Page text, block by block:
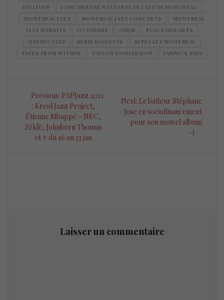
SULLIVAN
L'ORCHESTRE NATIONAL DE JAZZ DE MONTRÉAL
MONTREAL JAZZ
MONTREAL JAZZ CONCERTS
MONTREAL
JAZZ WEBSITE
OCTAÈDRE ONJM
PLACE DES ARTS
QUEBEC JAZZ
SÉRIE SOLISTES
SITE JAZZ MONTREAL
TALES FROM WITHIN
TAYLOR DONALDSON YANNICK RIEU
Navigation
l’article
Previous: Previous
post:
PAPJazz 2021
: Kreol Jazz Project,
Étienne Mbappé – NEC,
Zèklè, Johnbern Thomas
et + du 16 au 23 jan
Next: Next
post:
Le batteur Stéphane
Jose en sociofinancement
pour son nouvel album
-)
Laisser un commentaire